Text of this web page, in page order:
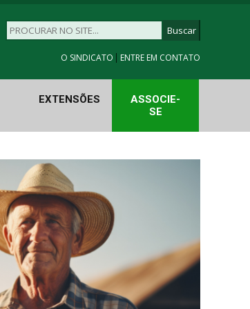
O SINDICATO | ENTRE EM CONTATO
EXTENSÕES
ASSOCIE-
SE